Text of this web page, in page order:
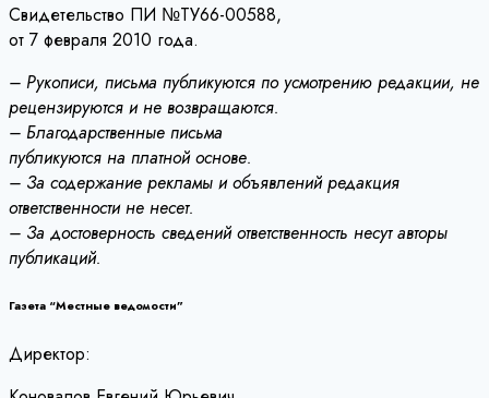
Свидетельство ПИ №ТУ66-00588,
от 7 февраля 2010 года.
– Рукописи, письма публикуются по усмотрению редакции, не
рецензируются и не возвращаются.
– Благодарственные письма
публикуются на платной основе.
– За содержание рекламы и объявлений редакция
ответственности не несет.
– За достоверность сведений ответственность несут авторы
публикаций.
Газета “Местные ведомости”
Директор: